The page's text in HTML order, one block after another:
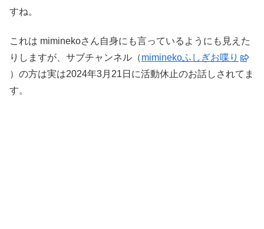
すね。
これは miminekoさん自身にも言っているようにも見えた
りしますが、サブチャンネル（miminekoふしぎお喋り
）の方は実は2024年3月21日に活動休止のお話しされてま
す。